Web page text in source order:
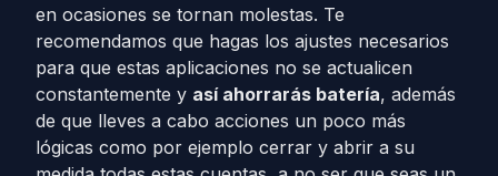
en ocasiones se tornan molestas. Te
recomendamos que hagas los ajustes necesarios
para que estas aplicaciones no se actualicen
constantemente y así ahorrarás batería, además
de que lleves a cabo acciones un poco más
lógicas como por ejemplo cerrar y abrir a su